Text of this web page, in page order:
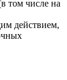
том числе на
действием,